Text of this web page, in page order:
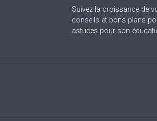
Suivez la croissance de
conseils et bons plans
astuces pour son